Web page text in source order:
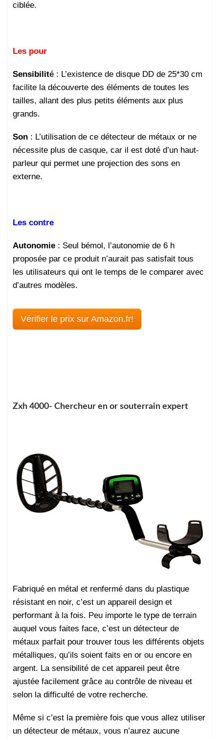
ciblée.
Les pour
Sensibilité: L’existence de disque DD de 25*30 cm
facilite la découverte des éléments de toutes les
tailles, allant des plus petits éléments aux plus
grands.
Son: L’utilisation de ce détecteur de métaux or ne
nécessite plus de casque, car il est doté d’un haut-
parleur qui permet une projection des sons en
externe.
Les contre
Autonomie: Seul bémol, l’autonomie de 6 h
proposée par ce produit n’aurait pas satisfait tous
les utilisateurs qui ont le temps de le comparer avec
d’autres modèles.
Vérifier le prix sur Amazon.fr!
Zxh 4000- Chercheur en or souterrain expert
Fabriqué en métal et renfermé dans du plastique
résistant en noir, c’est un appareil design et
performant à la fois. Peu importe le type de terrain
auquel vous faites face, c’est un détecteur de
métaux parfait pour trouver tous les différents objets
métalliques, qu’ils soient faits en or ou encore en
argent. La sensibilité de cet appareil peut être
ajustée facilement grâce au contrôle de niveau et
selon la difficulté de votre recherche.
Même si c’est la première fois que vous allez utiliser
un détecteur de métaux, vous n’aurez aucune